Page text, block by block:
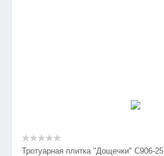
Тротуарная плитка "Дощечки" C906-25